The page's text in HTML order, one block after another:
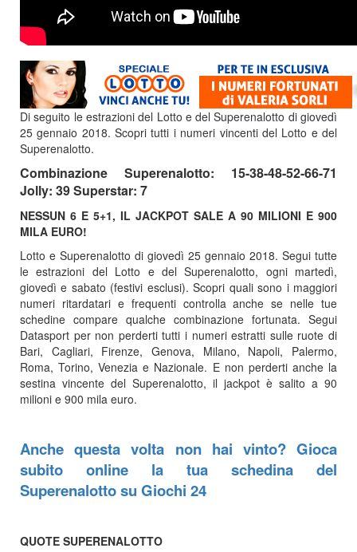
Di seguito le estrazioni del Lotto e del Superenalotto di giovedì
25 gennaio 2018. Scopri tutti i numeri vincenti del Lotto e del
Superenalotto.
Combinazione Superenalotto: 15-38-48-52-66-71
Jolly: 39 Superstar: 7
NESSUN 6 E 5+1, IL JACKPOT SALE A 90 MILIONI E 900
MILA EURO!
Lotto e Superenalotto di giovedì 25 gennaio 2018. Segui tutte
le estrazioni del Lotto e del Superenalotto, ogni martedì,
giovedì e sabato (festivi esclusi). Scopri quali sono i maggiori
numeri ritardatari e frequenti controlla anche se nelle tue
schedine compare qualche combinazione fortunata. Segui
Datasport per non perderti tutti i numeri estratti sulle ruote di
Bari, Cagliari, Firenze, Genova, Milano, Napoli, Palermo,
Roma, Torino, Venezia e Nazionale. E non perderti anche la
sestina vincente del Superenalotto, il jackpot è salito a 90
milioni e 900 mila euro.
Anche questa volta non hai vinto? Gioca
subito online la tua schedina del
Superenalotto su Giochi 24
QUOTE SUPERENALOTTO